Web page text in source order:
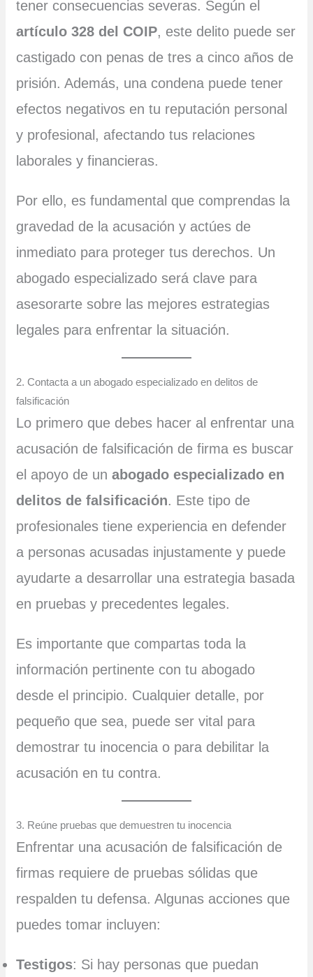
tener consecuencias severas. Según el
artículo 328 del COIP, este delito puede ser
castigado con penas de tres a cinco años de
prisión. Además, una condena puede tener
efectos negativos en tu reputación personal
y profesional, afectando tus relaciones
laborales y financieras.
Por ello, es fundamental que comprendas la
gravedad de la acusación y actúes de
inmediato para proteger tus derechos. Un
abogado especializado será clave para
asesorarte sobre las mejores estrategias
legales para enfrentar la situación.
2. Contacta a un abogado especializado en delitos de
falsificación
Lo primero que debes hacer al enfrentar una
acusación de falsificación de firma es buscar
el apoyo de unabogado especializado en
delitos de falsificación. Este tipo de
profesionales tiene experiencia en defender
a personas acusadas injustamente y puede
ayudarte a desarrollar una estrategia basada
en pruebas y precedentes legales.
Es importante que compartas toda la
información pertinente con tu abogado
desde el principio. Cualquier detalle, por
pequeño que sea, puede ser vital para
demostrar tu inocencia o para debilitar la
acusación en tu contra.
3. Reúne pruebas que demuestren tu inocencia
Enfrentar una acusación de falsificación de
firmas requiere de pruebas sólidas que
respalden tu defensa. Algunas acciones que
puedes tomar incluyen:
Testigos: Si hay personas que puedan